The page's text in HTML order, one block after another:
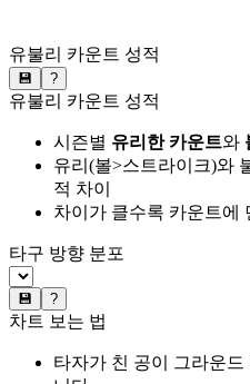
유불리 카운트 성적
💾 ?
유불리 카운트 성적
시즌별 유리한 카운트와
유리(볼>스트라이크)와
적 차이
차이가 클수록 카운트에
타구 방향 분포
💾 ?
차트 보는 법
타자가 친 공이 그라운